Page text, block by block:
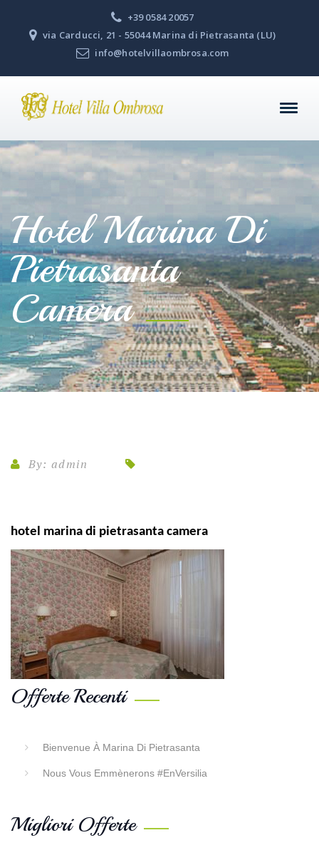
+39 0584 20057
via Carducci, 21 - 55044 Marina di Pietrasanta (LU)
info@hotelvillaombrosa.com
Hotel Marina Di
Pietrasanta
Camera
By: admin
hotel marina di pietrasanta camera
Offerte Recenti
Bienvenue À Marina Di Pietrasanta
Nous Vous Emmènerons #EnVersilia
Migliori Offerte